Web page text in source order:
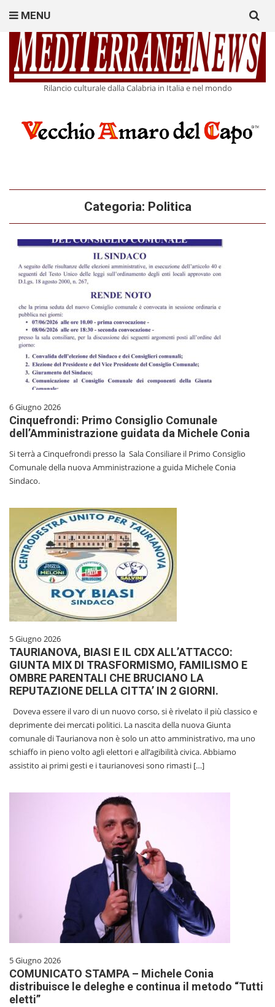
Rilancio culturale dalla Calabria in Italia e nel mondo
MENU
for:
Categoria: Politica
6 Giugno 2026
Cinquefrondi: Primo Consiglio Comunale
dell’Amministrazione guidata da Michele Conia
Si terrà a Cinquefrondi presso la Sala Consiliare il Primo Consiglio
Comunale della nuova Amministrazione a guida Michele Conia
Sindaco.
5 Giugno 2026
TAURIANOVA, BIASI E IL CDX ALL’ATTACCO:
GIUNTA MIX DI TRASFORMISMO, FAMILISMO E
OMBRE PARENTALI CHE BRUCIANO LA
REPUTAZIONE DELLA CITTA’ IN 2 GIORNI.
Doveva essere il varo di un nuovo corso, si è rivelato il più classico e
deprimente dei mercati politici. La nascita della nuova Giunta
comunale di Taurianova non è solo un atto amministrativo, ma uno
schiaffo in pieno volto agli elettori e all’agibilità civica. Abbiamo
assistito ai primi gesti e i taurianovesi sono rimasti […]
5 Giugno 2026
COMUNICATO STAMPA – Michele Conia
distribuisce le deleghe e continua il metodo “Tutti
eletti”